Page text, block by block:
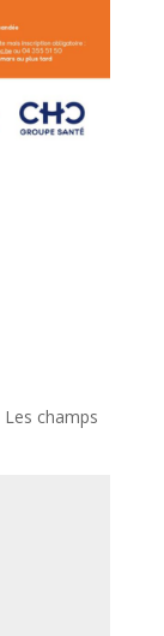
Les champs